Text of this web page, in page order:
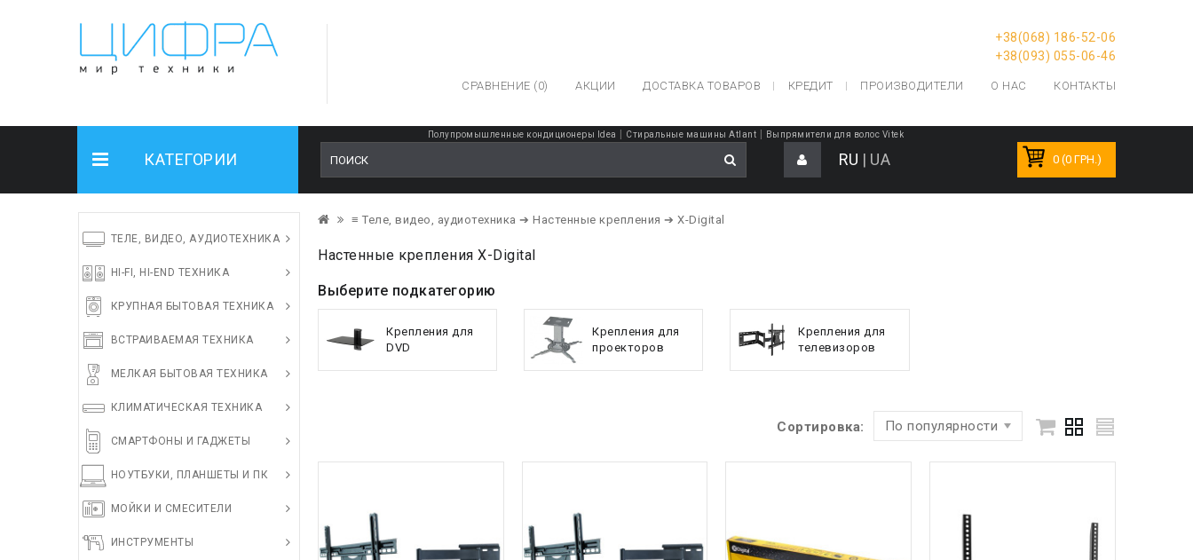
+38(068) 186-52-06
+38(093) 055-06-46
СРАВНЕНИЕ (0) АКЦИИ ДОСТАВКА ТОВАРОВ КРЕДИТ ПРОИЗВОДИТЕЛИ О НАС КОНТАКТЫ
КАТЕГОРИИ
Полупромышленные кондиционеры Idea Стиральные машины Atlant Выпрямители для волос Vitek
RU | UA 0 (0 ГРН.)
ТЕЛЕ, ВИДЕО, АУДИОТЕХНИКА
HI-FI, HI-END ТЕХНИКА
КРУПНАЯ БЫТОВАЯ ТЕХНИКА
ВСТРАИВАЕМАЯ ТЕХНИКА
МЕЛКАЯ БЫТОВАЯ ТЕХНИКА
КЛИМАТИЧЕСКАЯ ТЕХНИКА
СМАРТФОНЫ И ГАДЖЕТЫ
НОУТБУКИ, ПЛАНШЕТЫ И ПК
МОЙКИ И СМЕСИТЕЛИ
ИНСТРУМЕНТЫ
≡ Теле, видео, аудиотехника ➔ Настенные крепления ➔ X-Digital
Настенные крепления X-Digital
Выберите подкатегорию
Крепления для
DVD
Крепления для
проекторов
Крепления для
телевизоров
Сортировка: По популярности